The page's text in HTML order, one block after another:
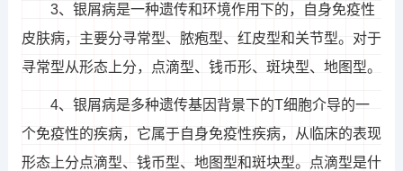
3、银屑病是一种遗传和环境作用下的，自身免疫性
皮肤病，主要分寻常型、脓疱型、红皮型和关节型。对于
寻常型从形态上分，点滴型、钱币形、斑块型、地图型。
4、银屑病是多种遗传基因背景下的T细胞介导的一
个免疫性的疾病，它属于自身免疫性疾病，从临床的表现
形态上分点滴型、钱币型、地图型和斑块型。点滴型是什